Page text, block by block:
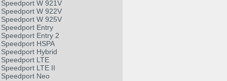
Speedport W 921V
Speedport W 922V
Speedport W 925V
Speedport Entry
Speedport Entry 2
Speedport HSPA
Speedport Hybrid
Speedport LTE
Speedport LTE II
Speedport Neo